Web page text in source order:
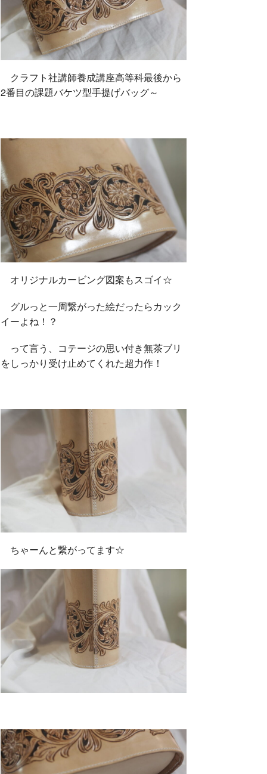
クラフト社講師養成講座高等科最後から
2番目の課題バケツ型手提げバッグ～
オリジナルカービング図案もスゴイ☆
グルっと一周繋がった絵だったらカック
イーよね！？
って言う、コテージの思い付き無茶ブリ
をしっかり受け止めてくれた超力作！
ちゃーんと繋がってます☆